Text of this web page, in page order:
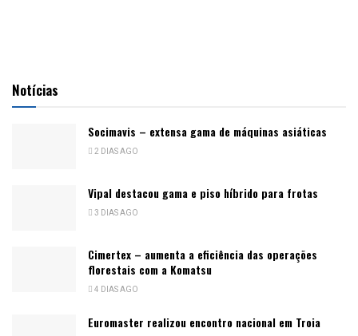
Notícias
Socimavis – extensa gama de máquinas asiáticas
2 DIAS AGO
Vipal destacou gama e piso híbrido para frotas
3 DIAS AGO
Cimertex – aumenta a eficiência das operações
florestais com a Komatsu
4 DIAS AGO
Euromaster realizou encontro nacional em Troia